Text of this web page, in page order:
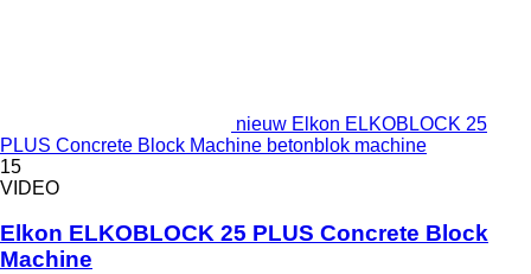
nieuw Elkon ELKOBLOCK 25
PLUS Concrete Block Machine betonblok machine
15
VIDEO
Elkon ELKOBLOCK 25 PLUS Concrete Block
Machine